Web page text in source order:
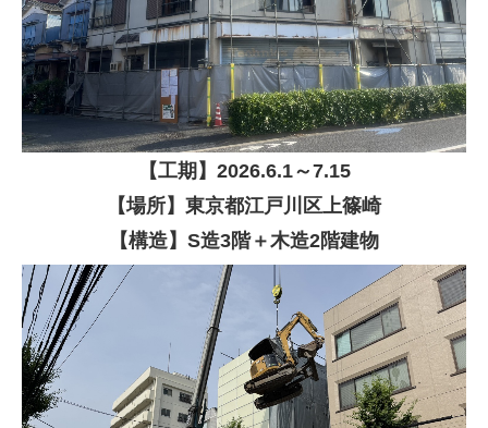
【工期】 2026.6.1～7.15
【場所】東京都江戸川区上篠崎
【構造】S造3階＋木造2階建物